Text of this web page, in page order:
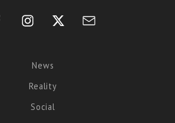
News
Reality
Social